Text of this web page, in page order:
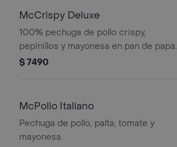
McCrispy Deluxe
100% pechuga de pollo crispy,
pepinillos y mayonesa en pan de papa.
$ 7490
McPollo Italiano
Pechuga de pollo, palta, tomate y
mayonesa.